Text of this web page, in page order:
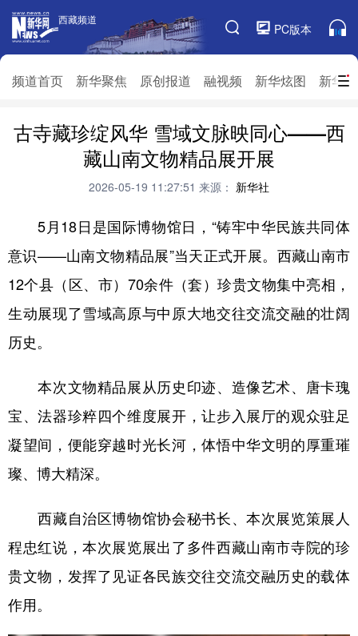
西藏频道
PC版本
频道首页 新华聚焦 原创报道 融视频 新华炫图 新华
西藏频道
频道栏目
频道首页 新华聚焦 原创报道
新华访谈 新华云直播
生态西藏 文化旅游
推广信息
古寺藏珍绽风华 雪域文脉映同心——西
藏山南文物精品展开展
2026-05-19 11:27:51 来源： 新华社
5月18日是国际博物馆日，“铸牢中华民族共同体
意识——山南文物精品展”当天正式开展。西藏山南市
12个县（区、市）70余件（套）珍贵文物集中亮相，
生动展现了雪域高原与中原大地交往交流交融的壮阔
历史。
本次文物精品展从历史印迹、造像艺术、唐卡瑰
宝、法器珍粹四个维度展开，让步入展厅的观众驻足
凝望间，便能穿越时光长河，体悟中华文明的厚重璀
璨、博大精深。
西藏自治区博物馆协会秘书长、本次展览策展人
程忠红说，本次展览展出了多件西藏山南市寺院的珍
贵文物，发挥了见证各民族交往交流交融历史的载体
作用。